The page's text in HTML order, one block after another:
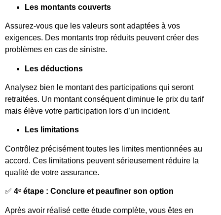
Les montants couverts
Assurez-vous que les valeurs sont adaptées à vos
exigences. Des montants trop réduits peuvent créer des
problèmes en cas de sinistre.
Les déductions
Analysez bien le montant des participations qui seront
retraitées. Un montant conséquent diminue le prix du tarif
mais élève votre participation lors d’un incident.
Les limitations
Contrôlez précisément toutes les limites mentionnées au
accord. Ces limitations peuvent sérieusement réduire la
qualité de votre assurance.
✅ 4ᵉ étape : Conclure et peaufiner son option
Après avoir réalisé cette étude complète, vous êtes en